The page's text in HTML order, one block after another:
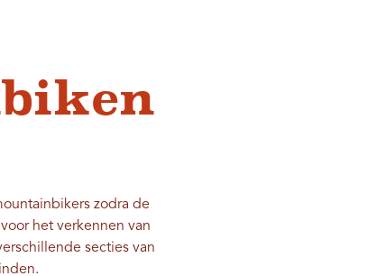
zodra de
het verkennen van
secties van